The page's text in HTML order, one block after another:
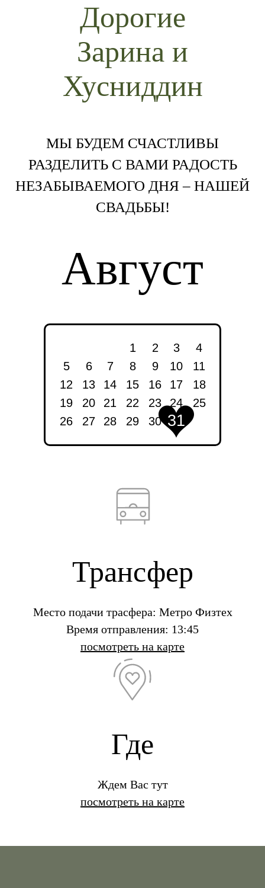
Дорогие
Зарина и
Хусниддин
МЫ БУДЕМ СЧАСТЛИВЫ
РАЗДЕЛИТЬ С ВАМИ РАДОСТЬ
НЕЗАБЫВАЕМОГО ДНЯ – НАШЕЙ
СВАДЬБЫ!
Август
5
12
19
26
6
13
20
27
7
14
21
28
1
8
15
22
29
2
9
16
23
30
3
10
17
24
31
4
11
18
25
31
Трансфер
Место подачи трасфера: Метро Физтех
Время отправления: 13:45
посмотреть на карте
Где
Ждем Вас тут
посмотреть на карте